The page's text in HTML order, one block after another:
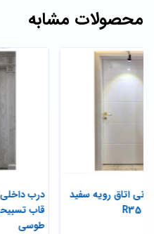
محصولات مشابه
درب نردبانی اتاق رویه سفید
رنگ مدل R35